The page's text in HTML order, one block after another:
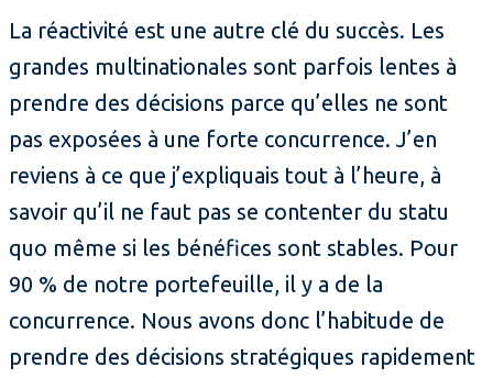
La réactivité est une autre clé du succès. Les
grandes multinationales sont parfois lentes à
prendre des décisions parce qu’elles ne sont
pas exposées à une forte concurrence. J’en
reviens à ce que j’expliquais tout à l’heure, à
savoir qu’il ne faut pas se contenter du statu
quo même si les bénéfices sont stables. Pour
90 % de notre portefeuille, il y a de la
concurrence. Nous avons donc l’habitude de
prendre des décisions stratégiques rapidement